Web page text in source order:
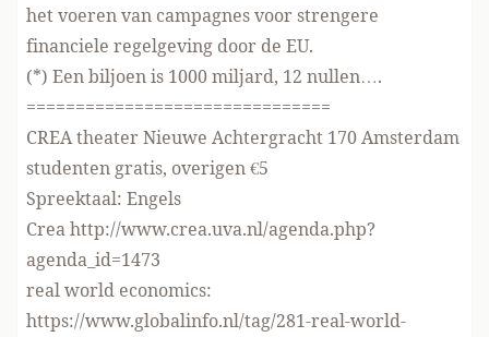
het voeren van campagnes voor strengere
financiele regelgeving door de EU.
(*) Een biljoen is 1000 miljard, 12 nullen….
===============================
CREA theater Nieuwe Achtergracht 170 Amsterdam
studenten gratis, overigen €5
Spreektaal: Engels
Creahttp://www.crea.uva.nl/agenda.php?
agenda_id=1473
real world economics:
https://www.globalinfo.nl/tag/281-real-world-